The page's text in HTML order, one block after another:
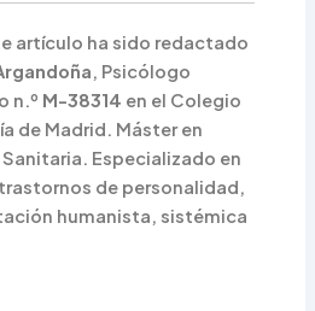
artículo ha sido redactado
, Psicólogo
n.º M-38314 en el Colegio
de Madrid. Máster en
Especializado en
de personalidad,
humanista, sistémica